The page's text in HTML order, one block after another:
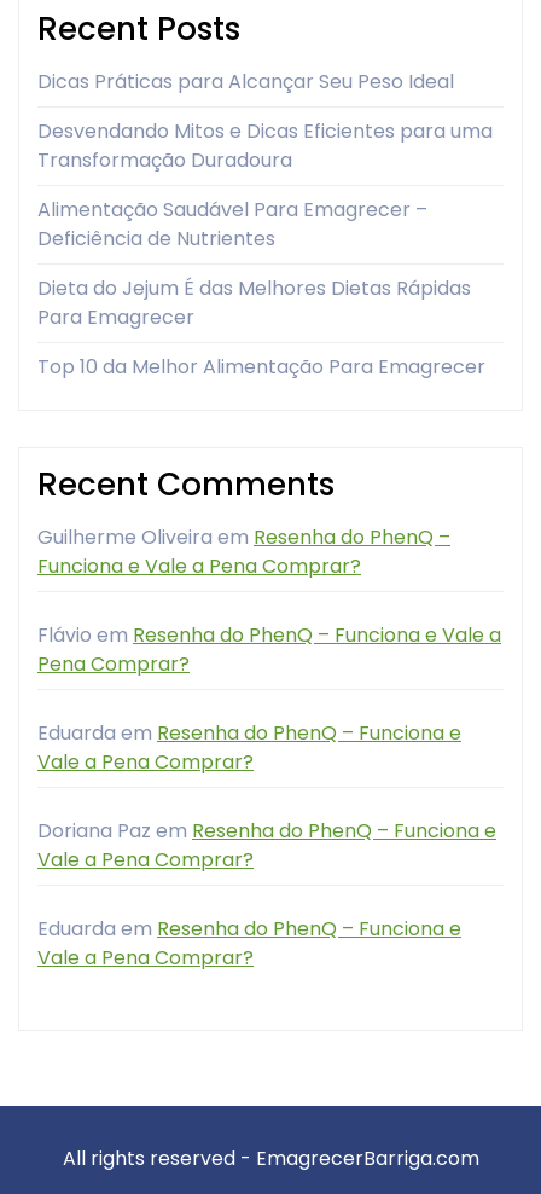
Recent Posts
Dicas Práticas para Alcançar Seu Peso Ideal
Desvendando Mitos e Dicas Eficientes para uma
Transformação Duradoura
Alimentação Saudável Para Emagrecer –
Deficiência de Nutrientes
Dieta do Jejum É das Melhores Dietas Rápidas
Para Emagrecer
Top 10 da Melhor Alimentação Para Emagrecer
Recent Comments
Guilherme Oliveira em Resenha do PhenQ –
Funciona e Vale a Pena Comprar?
Flávio em Resenha do PhenQ – Funciona e Vale a
Pena Comprar?
Eduarda em Resenha do PhenQ – Funciona e
Vale a Pena Comprar?
Doriana Paz em Resenha do PhenQ – Funciona e
Vale a Pena Comprar?
Eduarda em Resenha do PhenQ – Funciona e
Vale a Pena Comprar?
All rights reserved - EmagrecerBarriga.com